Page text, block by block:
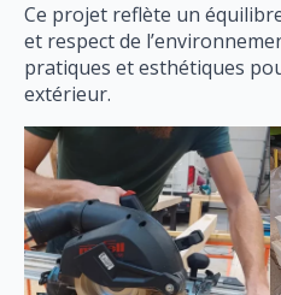
Ce projet reflète un
et respect de
pratiques et esthétiques
extérieur.